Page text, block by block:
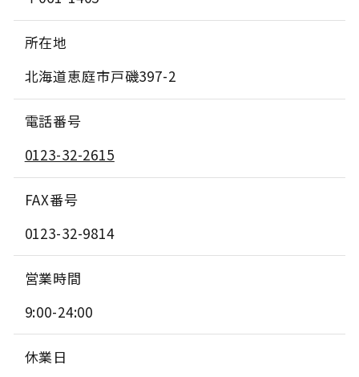
所在地
北海道恵庭市戸磯397-2
電話番号
0123-32-2615
FAX番号
0123-32-9814
営業時間
9:00-24:00
休業日